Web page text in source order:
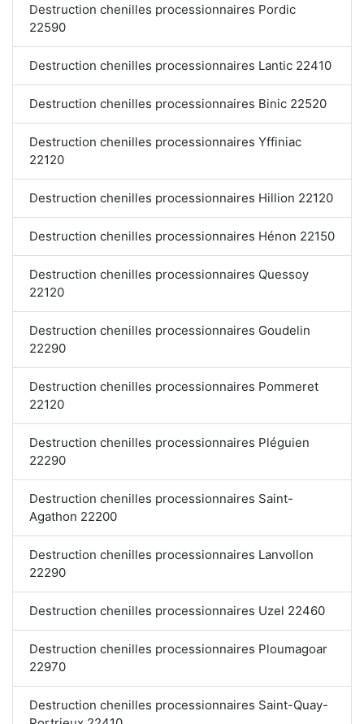
Destruction chenilles processionnaires Pordic
22590
Destruction chenilles processionnaires Lantic 22410
Destruction chenilles processionnaires Binic 22520
Destruction chenilles processionnaires Yffiniac
22120
Destruction chenilles processionnaires Hillion 22120
Destruction chenilles processionnaires Hénon 22150
Destruction chenilles processionnaires Quessoy
22120
Destruction chenilles processionnaires Goudelin
22290
Destruction chenilles processionnaires Pommeret
22120
Destruction chenilles processionnaires Pléguien
22290
Destruction chenilles processionnaires Saint-
Agathon 22200
Destruction chenilles processionnaires Lanvollon
22290
Destruction chenilles processionnaires Uzel 22460
Destruction chenilles processionnaires Ploumagoar
22970
Destruction chenilles processionnaires Saint-Quay-